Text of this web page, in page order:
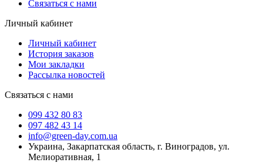
Связаться с нами
Личный кабинет
Личный кабинет
История заказов
Мои закладки
Рассылка новостей
Связаться с нами
099 432 80 83
097 482 43 14
info@green-day.com.ua
Украина, Закарпатская область, г. Виноградов, ул.
Мелиоративная, 1